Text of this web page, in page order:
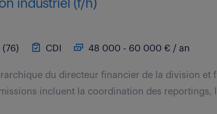
industriel (f/h)
(76) CDI 48 000 - 60 000 € / an
du directeur financier de la division et
incluent la coordination des reportings,